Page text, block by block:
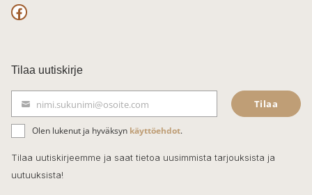
F
c
e
b
o
o
k
Tilaa uutiskirje
ä
h
k
nimi.sukunimi@osoite.com Tilaa
Olen lukenut ja hyväksyn käyttöehdot.
Tilaa uutiskirjeemme ja saat tietoa uusimmista tarjouksista ja
uutuuksista!